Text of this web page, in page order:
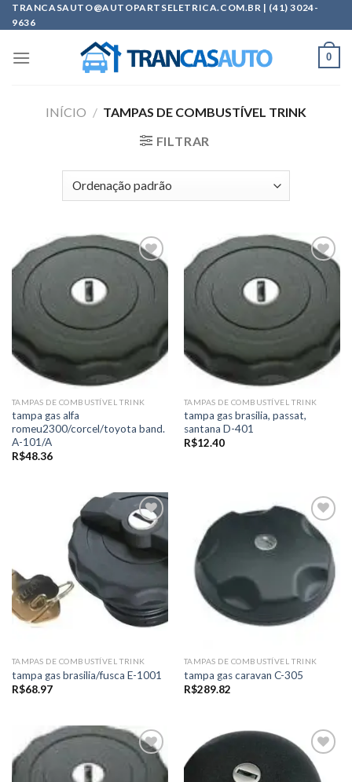
Skip
to
TRANCASAUTO@AUTOPARTSELETRICA.COM.BR | (41) 3024-
9636
0
INÍCIO / TAMPAS DE COMBUSTÍVEL TRINK
FILTRAR
Add to
wishlist
TAMPAS DE COMBUSTÍVEL TRINK
tampa gas alfa
romeu2300/corcel/toyota band.
A-101/A
R$48.36
Add to
wishlist
TAMPAS DE COMBUSTÍVEL TRINK
tampa gas brasilia, passat,
santana D-401
R$12.40
Add to
TAMPAS DE COMBUSTÍVEL TRINK
tampa gas brasilia/fusca E-1001
R$68.97
Add to
wishlist
TAMPAS DE COMBUSTÍVEL TRINK
tampa gas caravan C-305
R$289.82
Add to
Add to
wishlist